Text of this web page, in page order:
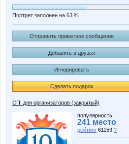
Портрет заполнен на 63 %
Отправить приватное сообщение
Добавить в друзья
Игнорировать
Сделать подарок
СП: для организаторов (закрытый)
популярность:
241 место
рейтинг 61159 ?